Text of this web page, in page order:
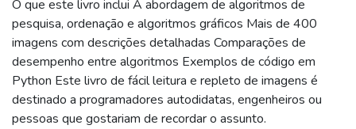
O que este livro inclui A abordagem de algoritmos de
pesquisa, ordenação e algoritmos gráficos Mais de 400
imagens com descrições detalhadas Comparações de
desempenho entre algoritmos Exemplos de código em
Python Este livro de fácil leitura e repleto de imagens é
destinado a programadores autodidatas, engenheiros ou
pessoas que gostariam de recordar o assunto.